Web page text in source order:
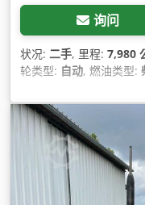
询问
状况: 二手, 里程: 7,980
轮类型: 自动, 燃油类型: